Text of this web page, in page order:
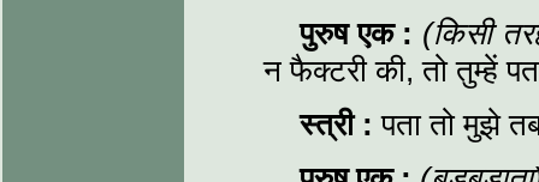
पुरुष एक : (किसी
न फैक्टरी की, तो तुम्हें
स्त्री :पता तो मुझे